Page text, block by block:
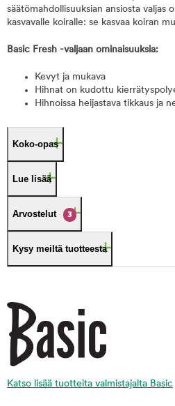
säätömahdollisuuksian ansiosta valjas
kasvavalle koiralle: se kasvaa koiran
Basic Fresh -valjaan ominaisuuksia:
Kevyt ja mukava
Hihnat on kudottu
Hihnoissa heijastava tikkaus ja
Koko-opas
Lue lisää
Arvostelut 3
Kysy meiltä tuotteesta
Katso lisää tuotteita valmistajalta Basic